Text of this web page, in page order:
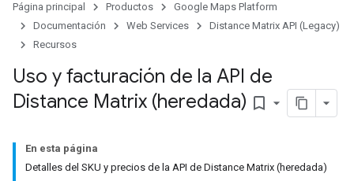
Página principal Productos
Google Maps Platform
Documentación
Web Services
Distance Matrix API (Legacy)
Recursos
Uso y facturación de la API de
Distance Matrix (heredada) bookmark_border
En esta página
Detalles del SKU y precios de la API de Distance Matrix (heredada)